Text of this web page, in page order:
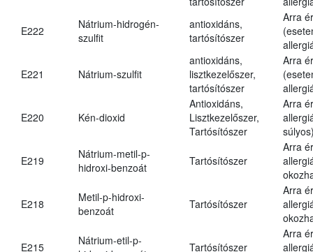
E222
Nátrium-hidrogén-
szulfit
antioxidáns,
tartósítószer
Arra
E221 Nátrium-szulfit
antioxidáns,
lisztkezelőszer,
tartósítószer
Arra
E220 Kén-dioxid
Antioxidáns,
Lisztkezelőszer,
Tartósítószer
Arra
E219
Nátrium-metil-p-
hidroxi-benzoát
Tartósítószer
Arra
E218
Metil-p-hidroxi-
benzoát
Tartósítószer
Arra
E215
Nátrium-etil-p-
Tartósítószer
Arra